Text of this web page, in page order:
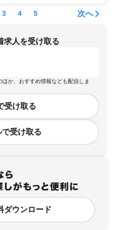
3 4 5 次へ
求人を受け取る
ほか、おすすめ情報なども配信しま
受け取る
で受け取る
ダウンロード